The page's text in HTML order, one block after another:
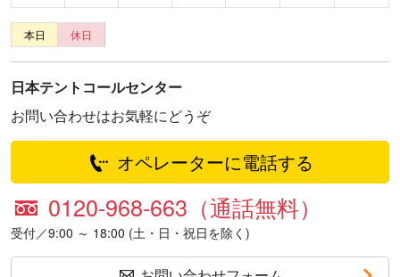
本日 休日
日本テントコールセンター
お問い合わせはお気軽にどうぞ
オペレーターに電話する
0120-968-663（通話無料）
受付／9:00 ～ 18:00 (土・日・祝日を除く)